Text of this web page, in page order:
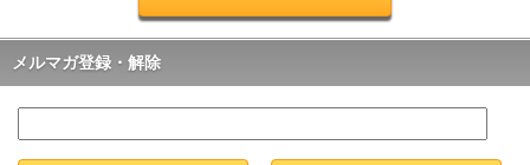
メルマガ登録・解除